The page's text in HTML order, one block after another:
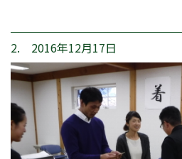
2. 2016年12月17日